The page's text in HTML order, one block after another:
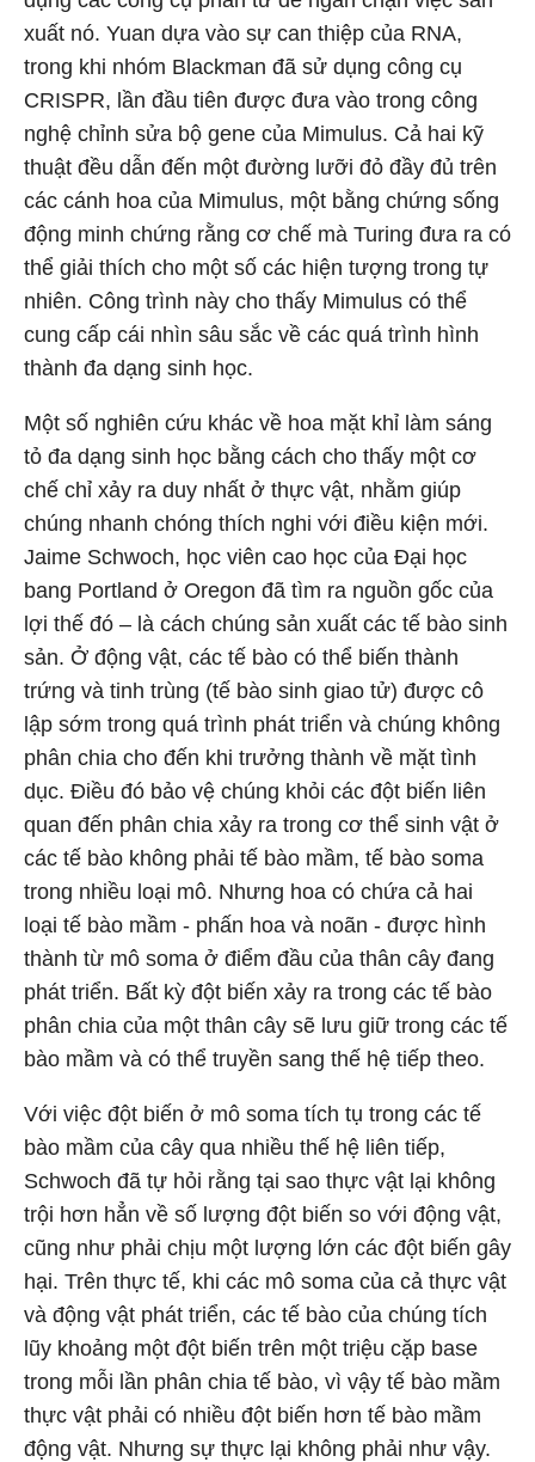
xuất nó. Yuan dựa vào sự can thiệp của RNA,
trong khi nhóm Blackman đã sử dụng công cụ
CRISPR, lần đầu tiên được đưa vào trong công
nghệ chỉnh sửa bộ gene của Mimulus. Cả hai kỹ
thuật đều dẫn đến một đường lưỡi đỏ đầy đủ trên
các cánh hoa của Mimulus, một bằng chứng sống
động minh chứng rằng cơ chế mà Turing đưa ra có
thể giải thích cho một số các hiện tượng trong tự
nhiên. Công trình này cho thấy Mimulus có thể
cung cấp cái nhìn sâu sắc về các quá trình hình
thành đa dạng sinh học.
Một số nghiên cứu khác về hoa mặt khỉ làm sáng
tỏ đa dạng sinh học bằng cách cho thấy một cơ
chế chỉ xảy ra duy nhất ở thực vật, nhằm giúp
chúng nhanh chóng thích nghi với điều kiện mới.
Jaime Schwoch, học viên cao học của Đại học
bang Portland ở Oregon đã tìm ra nguồn gốc của
lợi thế đó – là cách chúng sản xuất các tế bào sinh
sản. Ở động vật, các tế bào có thể biến thành
trứng và tinh trùng (tế bào sinh giao tử) được cô
lập sớm trong quá trình phát triển và chúng không
phân chia cho đến khi trưởng thành về mặt tình
dục. Điều đó bảo vệ chúng khỏi các đột biến liên
quan đến phân chia xảy ra trong cơ thể sinh vật ở
các tế bào không phải tế bào mầm, tế bào soma
trong nhiều loại mô. Nhưng hoa có chứa cả hai
loại tế bào mầm - phấn hoa và noãn - được hình
thành từ mô soma ở điểm đầu của thân cây đang
phát triển. Bất kỳ đột biến xảy ra trong các tế bào
phân chia của một thân cây sẽ lưu giữ trong các tế
bào mầm và có thể truyền sang thế hệ tiếp theo.
Với việc đột biến ở mô soma tích tụ trong các tế
bào mầm của cây qua nhiều thế hệ liên tiếp,
Schwoch đã tự hỏi rằng tại sao thực vật lại không
trội hơn hẳn về số lượng đột biến so với động vật,
cũng như phải chịu một lượng lớn các đột biến gây
hại. Trên thực tế, khi các mô soma của cả thực vật
và động vật phát triển, các tế bào của chúng tích
lũy khoảng một đột biến trên một triệu cặp base
trong mỗi lần phân chia tế bào, vì vậy tế bào mầm
thực vật phải có nhiều đột biến hơn tế bào mầm
động vật. Nhưng sự thực lại không phải như vậy.